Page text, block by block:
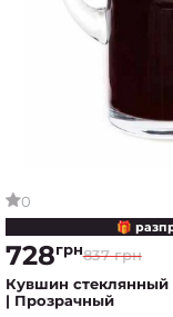
0
🎁
837 грн
728грн
Кувшин
| Прозрачный